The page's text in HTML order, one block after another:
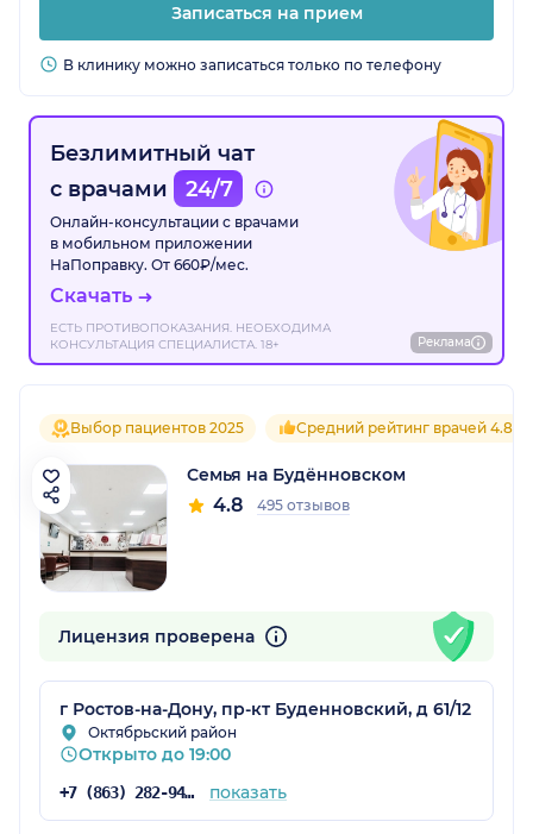
Записаться на прием
В клинику можно записаться только по телефону
Безлимитный чат
с врачами
24/7
Онлайн-консультации с врачами
в мобильном приложении
НаПоправку. От 660₽/мес.
Скачать
ЕСТЬ ПРОТИВОПОКАЗАНИЯ. НЕОБХОДИМА
КОНСУЛЬТАЦИЯ СПЕЦИАЛИСТА. 18+
Реклама
Выбор пациентов 2025 Средний рейтинг врачей 4.8
Семья на Будённовском
4.8 495 отзывов
Лицензия проверена
г Ростов-на-Дону, пр-кт Буденновский, д 61/12
Октябрьский район
Открыто до 19:00
+7 (863) 282-94-55 показать